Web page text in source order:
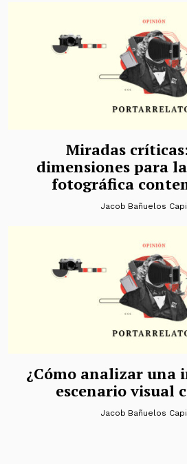
Miradas
dimensiones para
fotográfica
Jacob Bañuelos
¿Cómo analizar una
escenario visual
Jacob Bañuelos